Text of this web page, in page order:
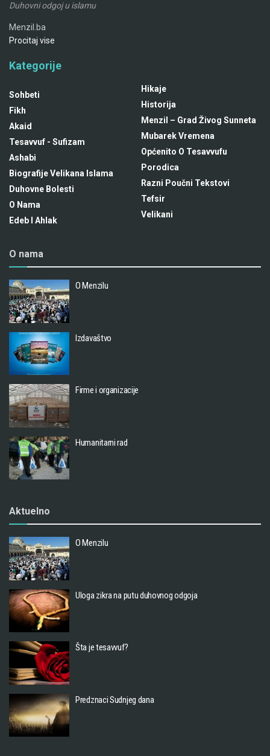
Duhovni odgoj u islamu
Menzil.ba
Procitaj vise
Kategorije
Sohbeti
Fikh
Akaid
Tesavvuf - Sufizam
Ashabi
Biografije Velikana Islama
Duhovne Bolesti
O Nama
Edeb I Ahlak
Hikaje
Historija
Menzil – Grad Živog Sunneta
Mubarek Vremena
Općenito O Tesavvufu
Porodica
Razni Poučni Tekstovi
Tefsir
Velikani
O nama
O Menzilu
Izdavaštvo
Firme i organizacije
Humanitarni rad
Aktuelno
O Menzilu
Uloga zikra na putu duhovnog odgoja
Šta je tesavvuf?
Predznaci Sudnjeg dana